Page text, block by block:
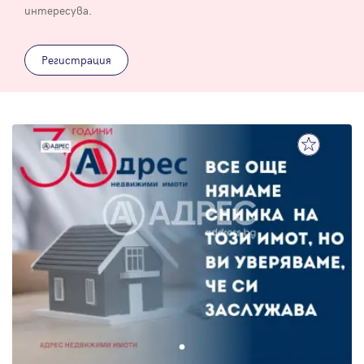
интересува.
Регистрация